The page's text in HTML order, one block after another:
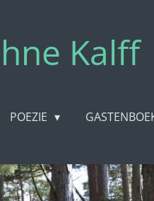
Kalff
POEZIE